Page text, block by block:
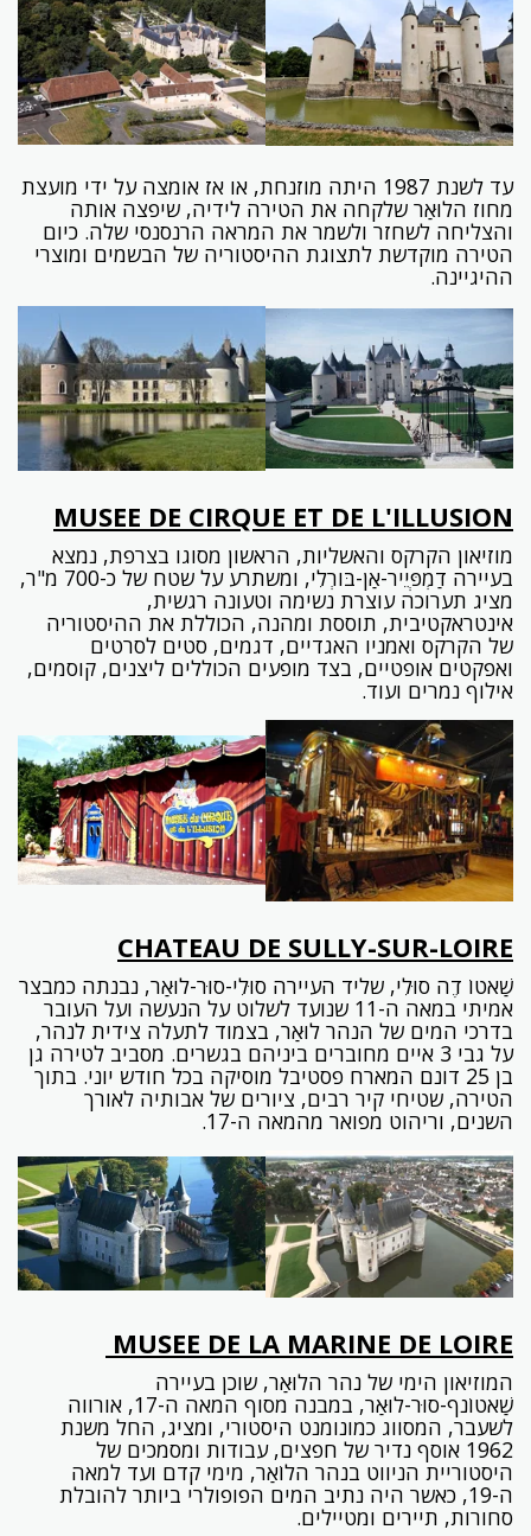
עד לשנת 1987 היתה מוזנחת, או אז אומצה על ידי מועצת
מחוז הלוּאַר שלקחה את הטירה לידיה, שיפצה אותה
והצליחה לשחזר ולשמר את המראה הרנסנסי שלה. כיום
הטירה מוקדשת לתצוגת ההיסטוריה של הבשמים ומוצרי
ההיגיינה.
MUSEE DE CIRQUE ET DE L'ILLUSION
מוזיאון הקרקס והאשליות, הראשון מסוגו בצרפת, נמצא
בעיירה דַמְפְּיֵיר-אַן-בּורְלִי, ומשתרע על שטח של כ-700 מ"ר,
מציג תערוכה עוצרת נשימה וטעונה רגשית,
אינטראקטיבית, תוססת ומהנה, הכוללת את ההיסטוריה
של הקרקס ואמניו האגדיים, דגמים, סטים לסרטים
ואפקטים אופטיים, בצד מופעים הכוללים ליצנים, קוסמים,
אילוף נמרים ועוד.
CHATEAU DE SULLY-SUR-LOIRE
שַׁאטוֹ דֶה סוּלִי, שליד העיירה סוּלִי-סוּר-לוּאַר, נבנתה כמבצר
אמיתי במאה ה-11 שנועד לשלוט על הנעשה ועל העובר
בדרכי המים של הנהר לוּאַר, בצמוד לתעלה צידית לנהר,
על גבי 3 איים מחוברים ביניהם בגשרים. מסביב לטירה גן
בן 25 דונם המארח פסטיבל מוסיקה בכל חודש יוני. בתוך
הטירה, שטיחי קיר רבים, ציורים של אבותיה לאורך
השנים, וריהוט מפואר מהמאה ה-17.
MUSEE DE LA MARINE DE LOIRE
המוזיאון הימי של נהר הלוּאַר, שוכן בעיירה
שַׁאטוֹנף-סוּר-לוּאַר, במבנה מסוף המאה ה-17, אורווה
לשעבר, המסווג כמונומנט היסטורי, ומציג, החל משנת
1962 אוסף נדיר של חפצים, עבודות ומסמכים של
היסטוריית הניווט בנהר הלוֹאַר, מימי קדם ועד למאה
ה-19, כאשר היה נתיב המים הפופולרי ביותר להובלת
סחורות, תיירים ומטיילים.